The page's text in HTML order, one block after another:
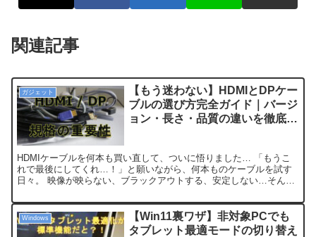
関連記事
ガジェット
【もう迷わない】HDMIとDPケー
ブルの選び方完全ガイド｜バージ
ョン・長さ・品質の違いを徹底検
HDMIケーブルを何本も買い直して、ついに悟りました… 「もうこ
れで最後にしてくれ…！」と願いながら、何本ものケーブルを試す
日々。 映像が映らない、ブラックアウトする、安定しない…そんな
Windows
【Win11裏ワザ】非対象PCでも
タブレット最適モードの切り替え